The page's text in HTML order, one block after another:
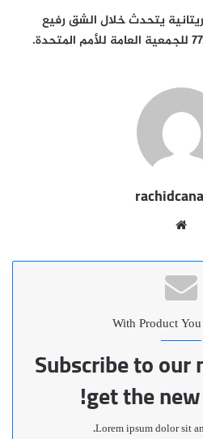
يتحدث خلال الشق رفيع
With Product
Subscribe to
get the
Lorem ipsum dolor sit